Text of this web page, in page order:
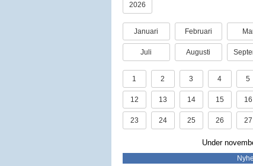
2026
Januari Februari
Juli Augusti
1 2 3 4 5
12 13 14 15 16
23 24 25 26 27
Under